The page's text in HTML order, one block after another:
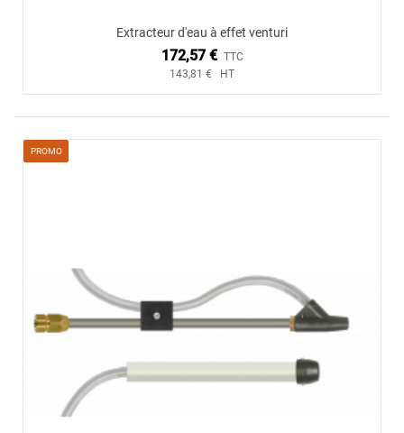
Extracteur d'eau à effet venturi
172,57 € TTC
143,81 € HT
PROMO